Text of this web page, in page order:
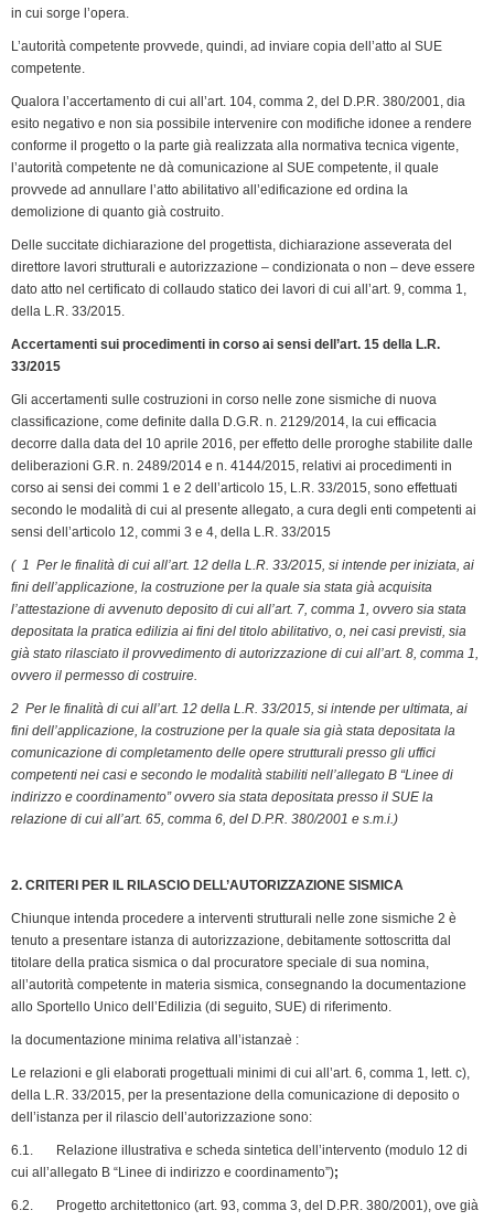
in cui sorge l’opera.
L’autorità competente provvede, quindi, ad inviare copia dell’atto al SUE
competente.
Qualora l’accertamento di cui all’art. 104, comma 2, del D.P.R. 380/2001, dia
esito negativo e non sia possibile intervenire con mo­difiche idonee a rendere
conforme il progetto o la parte già realizzata alla normativa tecnica vigente,
l’autorità competente ne dà comunicazione al SUE competente, il quale
provvede ad annullare l’atto abilitativo all’edificazione ed ordina la
demolizione di quanto già costruito.
Delle succitate dichiarazione del progettista, dichiarazione asseverata del
direttore lavori strutturali e autorizzazione – condizionata o non – deve essere
dato atto nel certificato di collaudo statico dei lavori di cui all’art. 9, comma 1,
della L.R. 33/2015.
Accertamenti sui procedimenti in corso ai sensi dell’art. 15 della L.R.
33/2015
Gli accertamenti sulle costruzioni in corso nelle zone sismiche di nuova
classificazione, come definite dalla D.G.R. n. 2129/2014, la cui efficacia
decorre dalla data del 10 aprile 2016, per effetto delle proroghe stabilite dalle
deliberazioni G.R. n. 2489/2014 e n. 4144/2015, relativi ai procedimenti in
corso ai sensi dei commi 1 e 2 dell’articolo 15, L.R. 33/2015, sono effettuati
secondo le modalità di cui al presente allegato, a cura degli enti competenti ai
sensi dell’articolo 12, commi 3 e 4, della L.R. 33/2015
( 1 Per le finalità di cui all’art. 12 della L.R. 33/2015, si intende per iniziata, ai
fini dell’applicazione, la costruzione per la quale sia stata già acquisita
l’attestazione di avvenuto deposito di cui all’art. 7, comma 1, ovvero sia stata
depositata la pratica edilizia ai fini del titolo abilitativo, o, nei casi previsti, sia
già stato rilasciato il provvedimento di autorizzazione di cui all’art. 8, comma 1,
ovvero il permesso di costruire.
2 Per le finalità di cui all’art. 12 della L.R. 33/2015, si intende per ultimata, ai
fini dell’applicazione, la costruzione per la quale sia già stata depositata la
comunicazione di completamento delle opere strutturali presso gli uffici
competenti nei casi e secondo le modalità stabiliti nell’allegato B “Linee di
indirizzo e coordinamento” ovvero sia stata depositata presso il SUE la
relazione di cui all’art. 65, comma 6, del D.P.R. 380/2001 e s.m.i.)
2. CRITERI PER IL RILASCIO DELL’AUTORIZZAZIONE SISMICA
Chiunque intenda procedere a interventi strutturali nelle zone sismiche 2 è
tenuto a presentare istanza di autorizzazione, debitamente sottoscritta dal
titolare della pratica sismica o dal procuratore speciale di sua nomina,
all’autorità competente in materia sismica, consegnando la documentazione
allo Sportello Unico dell’Edilizia (di seguito, SUE) di riferimento.
la documentazione minima relativa all’istanzaè :
Le relazioni e gli elaborati progettuali minimi di cui all’art. 6, comma 1, lett. c),
della L.R. 33/2015, per la presentazione della comunica­zione di deposito o
dell’istanza per il rilascio dell’autorizzazione sono:
6.1. Relazione illustrativa e scheda sintetica dell’intervento (modulo 12 di
cui all’allegato B “Linee di indirizzo e coordinamen­to”);
6.2. Progetto architettonico (art. 93, comma 3, del D.P.R. 380/2001), ove già